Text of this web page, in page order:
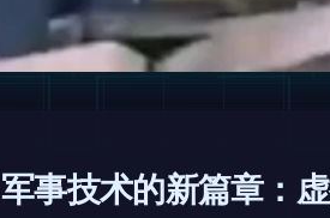
军事技术的新篇章：